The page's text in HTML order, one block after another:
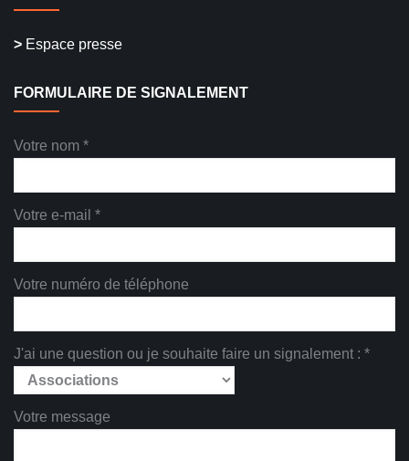
> Espace presse
FORMULAIRE DE SIGNALEMENT
Votre nom *
Votre e-mail *
Votre numéro de téléphone
J'ai une question ou je souhaite faire un signalement : *
Votre message